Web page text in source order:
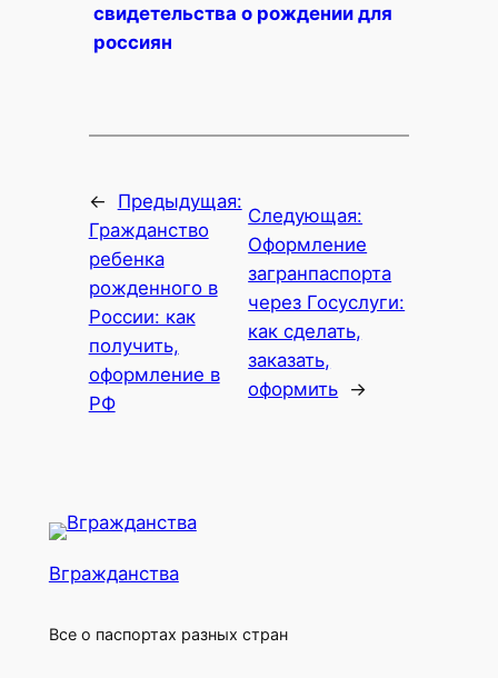
свидетельства о рождении для
россиян
←
Предыдущая:
Гражданство
ребенка
рожденного в
России: как
получить,
оформление в
РФ
Следующая:
Оформление
загранпаспорта
через Госуслуги:
как сделать,
заказать,
оформить →
Вгражданства
Все о паспортах разных стран